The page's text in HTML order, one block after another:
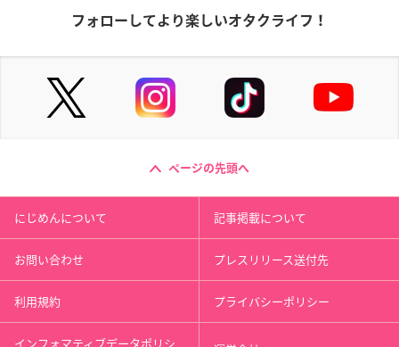
フォローしてより楽しいオタクライフ！
ページの先頭へ
にじめんについて 記事掲載について
お問い合わせ プレスリリース送付先
利用規約 プライバシーポリシー
インフォマティブデータポリシ